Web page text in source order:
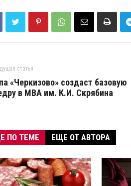
статья
«Черкизово» создаст базовую
в МВА им. К.И. Скрябина
ПО ТЕМЕ ЕЩЕ ОТ АВТОРА